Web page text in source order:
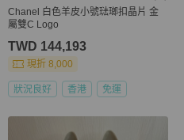
Chanel 白色羊皮小號琺瑯扣晶片 金
屬雙C Logo
TWD 144,193
現折 8,000
狀況良好 香港 免運